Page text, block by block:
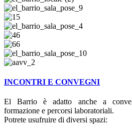
INCONTRI E CONVEGNI
El Barrio è adatto anche a
formazione e percorsi laboratoriali.
Potrete usufruire di diversi spazi: